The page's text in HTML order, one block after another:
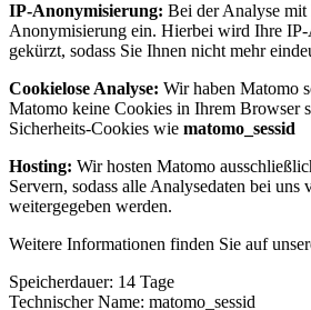
IP-Anonymisierung: Bei der Analyse
Anonymisierung ein. Hierbei wird Ihre IP-
gekürzt, sodass Sie Ihnen nicht mehr
Cookielose Analyse: Wir haben Matomo
Matomo keine Cookies in Ihrem Browser
Sicherheits-Cookies wie matomo_sessid
Hosting: Wir hosten Matomo
Servern, sodass alle Analysedaten bei uns
weitergegeben werden.
Weitere Informationen finden Sie auf
Speicherdauer: 14 Tage
Technischer Name: matomo_sessid